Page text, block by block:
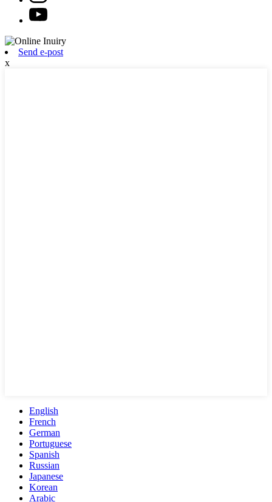
Send e-post
x
English
French
German
Portuguese
Spanish
Russian
Japanese
Korean
Arabic